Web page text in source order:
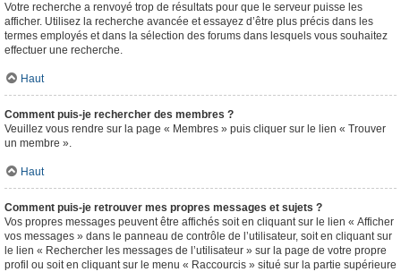
Votre recherche a renvoyé trop de résultats pour que le serveur puisse les
afficher. Utilisez la recherche avancée et essayez d’être plus précis dans les
termes employés et dans la sélection des forums dans lesquels vous souhaitez
effectuer une recherche.
Haut
Comment puis-je rechercher des membres ?
Veuillez vous rendre sur la page « Membres » puis cliquer sur le lien « Trouver
un membre ».
Haut
Comment puis-je retrouver mes propres messages et sujets ?
Vos propres messages peuvent être affichés soit en cliquant sur le lien « Afficher
vos messages » dans le panneau de contrôle de l’utilisateur, soit en cliquant sur
le lien « Rechercher les messages de l’utilisateur » sur la page de votre propre
profil ou soit en cliquant sur le menu « Raccourcis » situé sur la partie supérieure